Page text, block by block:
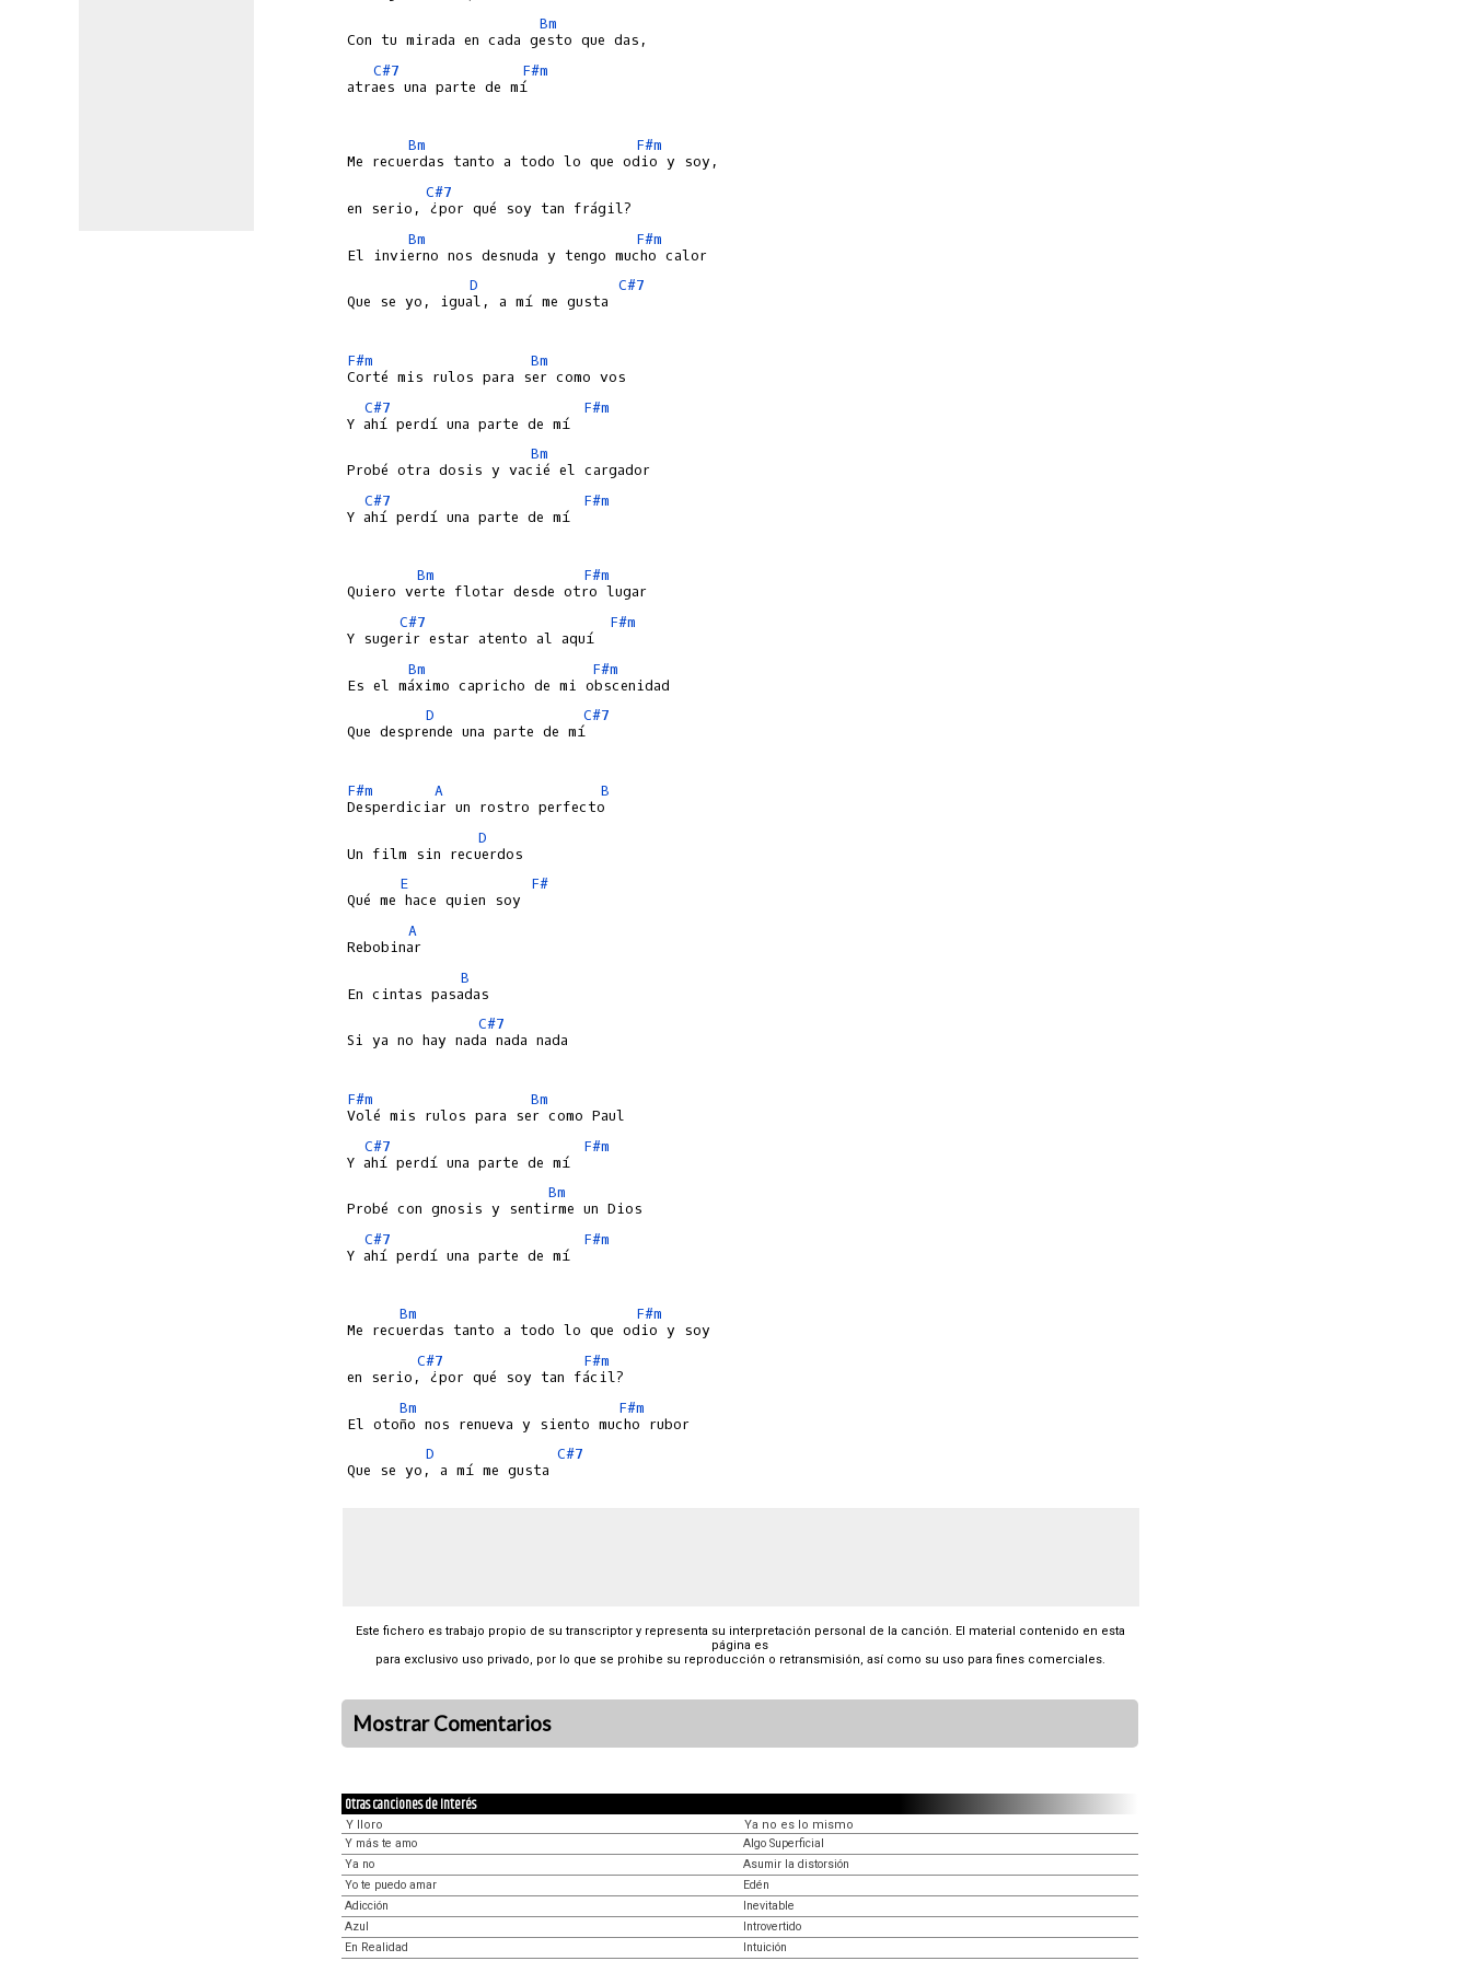
Bm
C#7
F#m
atraes una parte de mí
Bm
F#m
C#7
Bm
F#m
D
C#7
Que se yo, igual, a mí me gusta
F#m
Bm
C#7
F#m
Bm
C#7
F#m
Y ahí perdí una parte de mí
Bm
F#m
C#7
F#m
Bm
F#m
D
C#7
Que desprende una parte de mí
F#m A
B
D
E
F#
A
B
C#7
Si ya no hay nada nada nada
F#m
Bm
C#7
F#m
Bm
C#7
F#m
Y ahí perdí una parte de mí
Bm
F#m
C#7
F#m
Bm
F#m
D
C#7
Este fichero es trabajo propio de su transcriptor y representa su interpretación personal de la canción. El material contenido en esta
página es
para exclusivo uso privado, por lo que se prohibe su reproducción o retransmisión, así como su uso para fines comerciales.
Mostrar Comentarios
Otras canciones de Interés
Y lloro
Y más te amo
Ya no
Yo te puedo amar
Adicción
Azul
En Realidad
Ya no es lo mismo
Algo Superficial
Asumir la distorsión
Edén
Inevitable
Introvertido
Intuición